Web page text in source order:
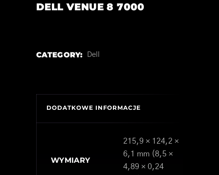
DELL VENUE 8 7000
CATEGORY: Dell
DODATKOWE INFORMACJE
WYMIARY
215,9 × 124,2 ×
6,1 mm (8,5 ×
4,89 × 0,24